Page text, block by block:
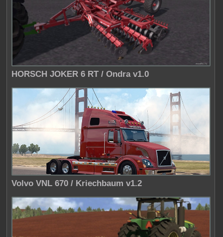
HORSCH JOKER 6 RT / Ondra v1.0
Volvo VNL 670 / Kriechbaum v1.2